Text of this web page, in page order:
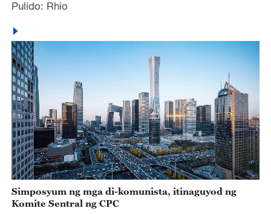
Pulido: Rhio
Simposyum ng mga di-komunista, itinaguyod ng
Komite Sentral ng CPC